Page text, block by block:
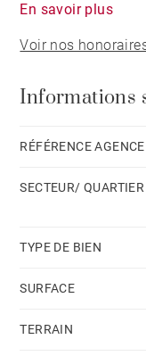
20 m². Plages et
En savoir plus
Voir nos
Informations
RÉFÉRENCE AGENCE
SECTEUR/ QUARTIER
TYPE DE BIEN
SURFACE
TERRAIN